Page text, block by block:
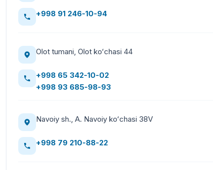
+998 91 246-10-94
Olot tumani, Olot koʻchasi 44
+998 65 342-10-02
+998 93 685-98-93
Navoiy sh., A. Navoiy koʻchasi 38V
+998 79 210-88-22